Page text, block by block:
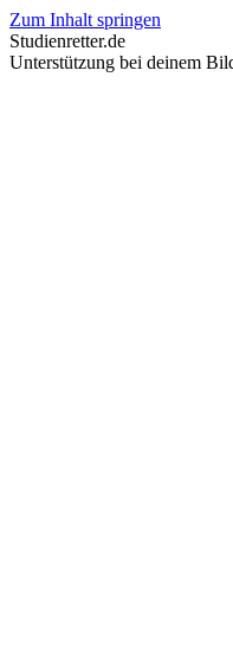
Zum Inhalt springen
Studienretter.de
Unterstützung bei deinem